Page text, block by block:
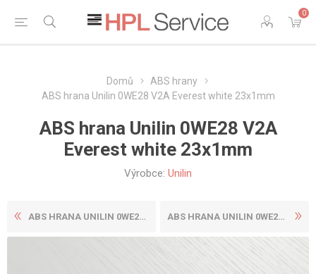
0
Domů
ABS hrany
ABS hrana Unilin 0WE28 V2A Everest white 23x1mm
ABS hrana Unilin 0WE28 V2A
Everest white 23x1mm
Výrobce: Unilin
ABS HRANA UNILIN 0WE28 V1A ... ABS HRANA UNILIN 0WE28 V2A ...